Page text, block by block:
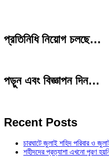
প্রতিনিধি নিয়োগ চলছে…
পড়ুন এবং বিজ্ঞাপন দিন…
Recent Posts
চারঘাটে জুলাই শহিদ পরিবার ও
শহীদদের প্রত্যাশা এখনো পূরণ